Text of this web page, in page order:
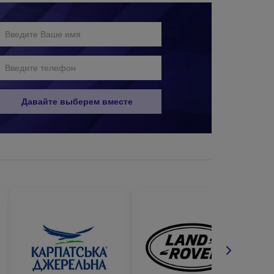
способом :
Давайте выберем вместе